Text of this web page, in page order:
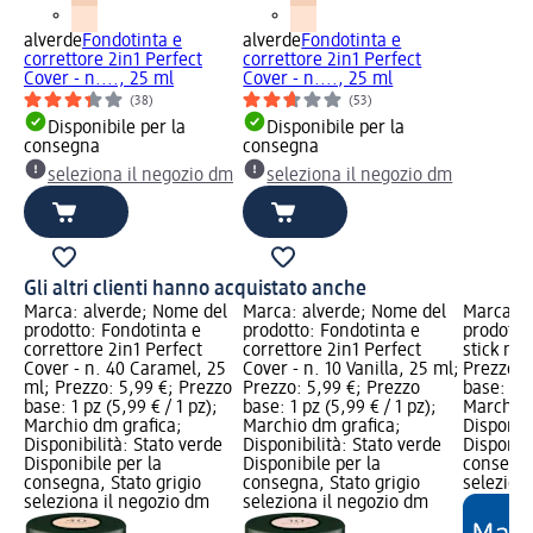
alverdeFondotinta e
correttore 2in1 Perfect
Cover - n...., 25 ml
(38)
Disponibile per la
consegna
seleziona il negozio dm
alverdeFondotinta e
correttore 2in1 Perfect
Cover - n...., 25 ml
(53)
Disponibile per la
consegna
seleziona il negozio dm
Gli altri clienti hanno acquistato anche
Marca: alverde; Nome del
prodotto: Fondotinta e
correttore 2in1 Perfect
Cover - n. 40 Caramel, 25
ml; Prezzo: 5,99 €; Prezzo
base: 1 pz (5,99 € / 1 pz);
Marchio dm grafica;
Disponibilità: Stato verde
Disponibile per la
consegna, Stato grigio
seleziona il negozio dm
Marca: alverde; Nome del
prodotto: Fondotinta e
correttore 2in1 Perfect
Cover - n. 10 Vanilla, 25 ml;
Prezzo: 5,99 €; Prezzo
base: 1 pz (5,99 € / 1 pz);
Marchio dm grafica;
Disponibilità: Stato verde
Disponibile per la
consegna, Stato grigio
seleziona il negozio dm
Marca:
stick n.
Prezzo:
base: 1
Marchio